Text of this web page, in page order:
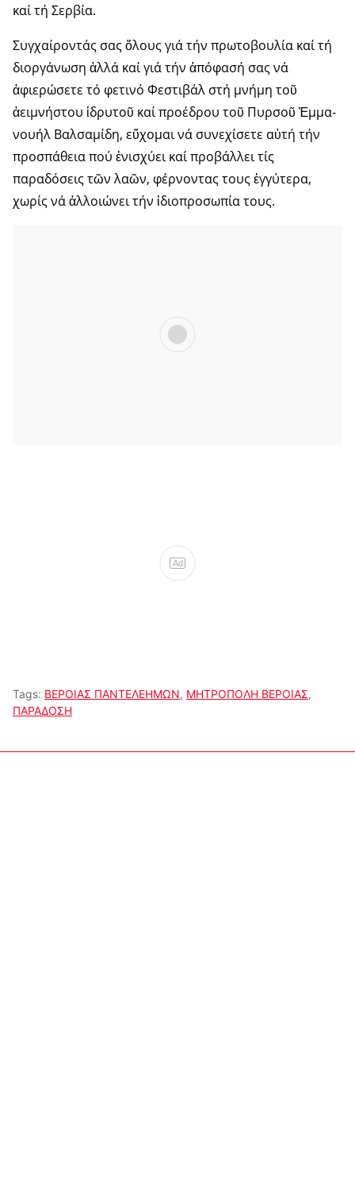
καί τή Σερβία.
Συγχαίροντάς σας ὅλους γιά τήν πρωτοβουλία καί τή
διοργάνωση ἀλλά καί γιά τήν ἀπόφασή σας νά
ἀφιερώσετε τό φετινό Φεστιβάλ στή μνήμη τοῦ
ἀειμνήστου ἱδρυτοῦ καί προέδρου τοῦ Πυρσοῦ Ἐμμα­
νουήλ Βαλσαμίδη, εὔχομαι νά συνεχίσετε αὐτή τήν
προσπάθεια πού ἐνισχύει καί προβάλλει τίς
παραδόσεις τῶν λαῶν, φέρνοντας τους ἐγγύτερα,
χωρίς νά ἀλλοιώνει τήν ἰδιοπροσωπία τους.
Ad
Tags: ΒΕΡΟΙΑΣ ΠΑΝΤΕΛΕΗΜΩΝ, ΜΗΤΡΟΠΟΛΗ ΒΕΡΟΙΑΣ,
ΠΑΡΑΔΟΣΗ